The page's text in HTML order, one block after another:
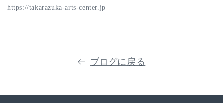
https://takarazuka-arts-center.jp
ブログに戻る